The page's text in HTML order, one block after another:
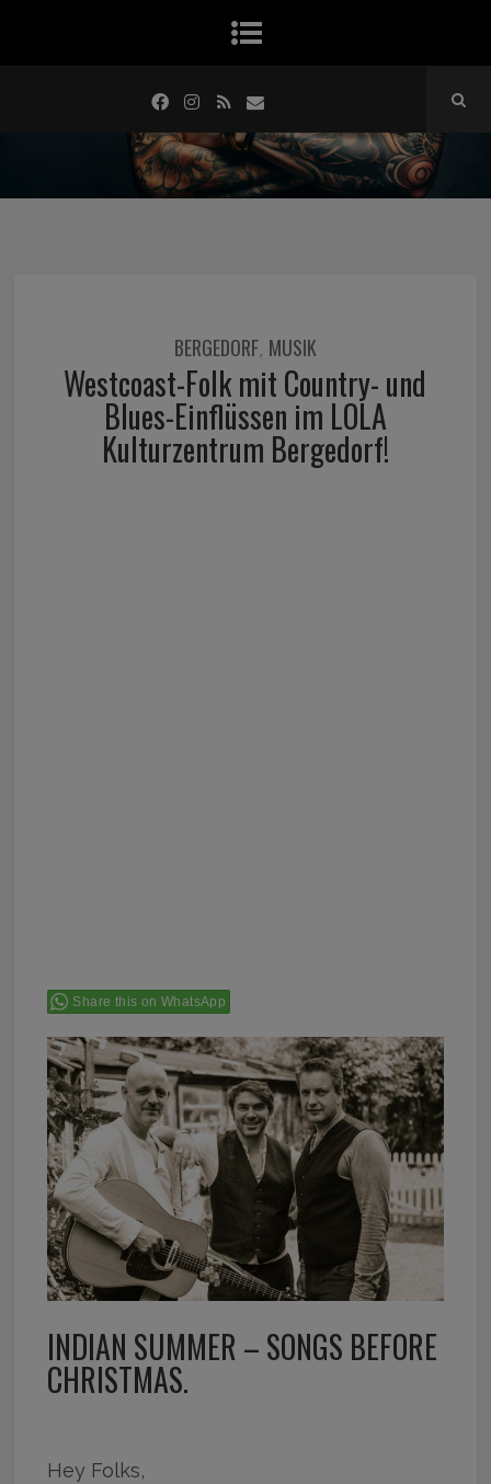
BERGEDORF, MUSIK
Westcoast-Folk mit Country- und
Blues-Einflüssen im LOLA
Kulturzentrum Bergedorf!
Share this on WhatsApp
INDIAN SUMMER – SONGS BEFORE
CHRISTMAS.
Hey Folks,